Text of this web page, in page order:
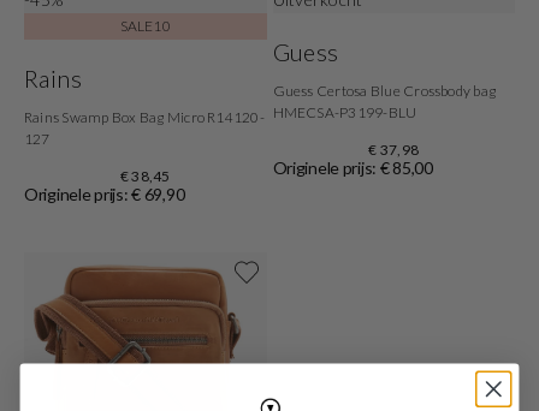
SALE10
Rains
Rains Swamp Box Bag Micro R14120-
127
€ 38,45
Originele prijs: € 69,90
Guess
Guess Certosa Blue Crossbody bag
HMECSA-P3199-BLU
€ 37,98
Originele prijs: € 85,00